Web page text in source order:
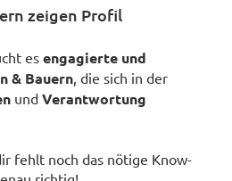
zeigen Profil
es engagierte und
& Bauern , die sich in der
und Verantwortung
fehlt noch das nötige Know-